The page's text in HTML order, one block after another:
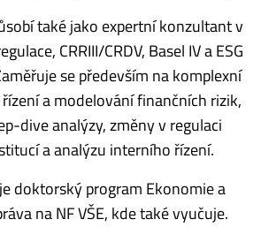
také jako expertní konzultant v
CRRIII/CRDV, Basel IV a ESG
se především na komplexní
a modelování finančních rizik,
dive analýzy, změny v regulaci
a analýzu interního řízení.
doktorský program Ekonomie a
na NF VŠE, kde také vyučuje.